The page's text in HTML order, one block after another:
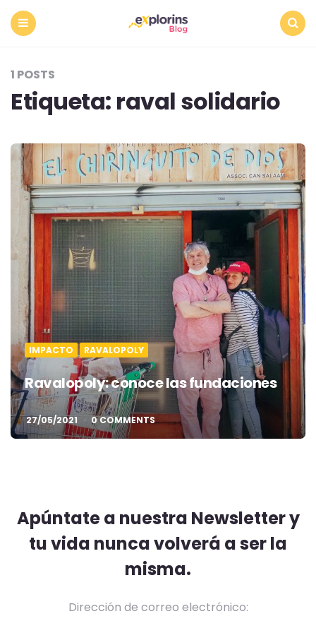
1 POSTS
Etiqueta: raval solidario
IMPACTO RAVALOPOLY
Ravalopoly: conoce las fundaciones
27/05/2021 0 COMMENTS
Apúntate a nuestra Newsletter y
tu vida nunca volverá a ser la
misma.
Dirección de correo electrónico: